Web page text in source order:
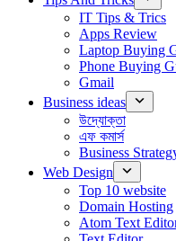
IT Tips & Trics
Apps Review
Laptop Buying
Phone Buying
Gmail
Business ideas
উদ্যোক্তা
এফ কমার্স
Business
Web Design
Top 10 website
Domain Hosting
Atom Text